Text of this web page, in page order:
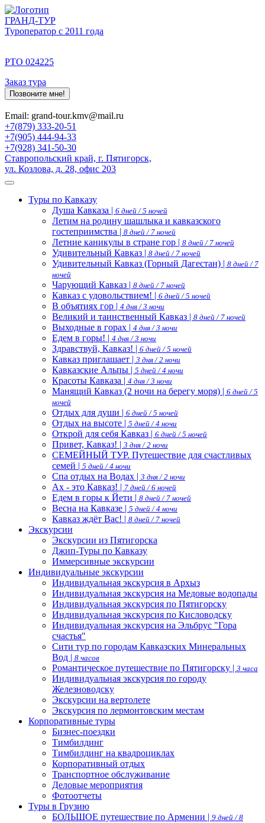
ГРАНД-ТУР
Туроператор с 2011 года
РТО 024225
Заказ тура
Позвоните мне!
Email: grand-tour.kmv@mail.ru
+7(879) 333-20-51
+7(905) 444-94-33
+7(928) 341-50-30
Ставропольский край, г. Пятигорск,
ул. Козлова, д. 28, офис 203
Туры по Кавказу
Душа Кавказа | 6 дней / 5 ночей
Летим на родину шашлыка и кавказского
гостеприимства | 8 дней / 7 ночей
Летние каникулы в стране гор | 8 дней / 7 ночей
Удивительный Кавказ | 8 дней / 7 ночей
Удивительный Кавказ (Горный Дагестан) | 8 дней / 7
ночей
Чарующий Кавказ | 8 дней / 7 ночей
Кавказ с удовольствием! | 6 дней / 5 ночей
В объятиях гор | 4 дня / 3 ночи
Великий и таинственный Кавказ | 8 дней / 7 ночей
Выходные в горах | 4 дня / 3 ночи
Едем в горы! | 4 дня / 3 ночи
Здравствуй, Кавказ! | 6 дней / 5 ночей
Кавказ приглашает | 3 дня / 2 ночи
Кавказские Альпы | 5 дней / 4 ночи
Красоты Кавказа | 4 дня / 3 ночи
Манящий Кавказ (2 ночи на берегу моря) | 6 дней / 5
ночей
Отдых для души | 6 дней / 5 ночей
Отдых на высоте | 5 дней / 4 ночи
Открой для себя Кавказ | 6 дней / 5 ночей
Привет, Кавказ! | 3 дня / 2 ночи
СЕМЕЙНЫЙ ТУР. Путешествие для счастливых
семей | 5 дней / 4 ночи
Спа отдых на Водах | 3 дня / 2 ночи
Ах - это Кавказ! | 7 дней / 6 ночей
Едем в горы к Йети | 8 дней / 7 ночей
Весна на Кавказе | 5 дней / 4 ночи
Кавказ ждёт Вас! | 8 дней / 7 ночей
Экскурсии
Экскурсии из Пятигорска
Джип-Туры по Кавказу
Иммерсивные экскурсии
Индивидуальные экскурсии
Индивидуальная экскурсия в Архыз
Индивидуальная экскурсия на Медовые водопады
Индивидуальная экскурсия по Пятигорску
Индивидуальная экскурсия по Кисловодску
Индивидуальная экскурсия на Эльбрус "Гора
счастья"
Сити тур по городам Кавказских Минеральных
Вод | 8 часов
Романтическое путешествие по Пятигорску | 3 часа
Индивидуальная экскурсия по городу
Железноводску
Экскурсии на вертолете
Экскурсия по лермонтовским местам
Корпоративные туры
Бизнес-поездки
Тимбилдинг
Тимбилдинг на квадроциклах
Корпоративный отдых
Транспортное обслуживание
Деловые мероприятия
Фотоотчеты
Туры в Грузию
БОЛЬШОЕ путешествие по Армении | 9 дней / 8